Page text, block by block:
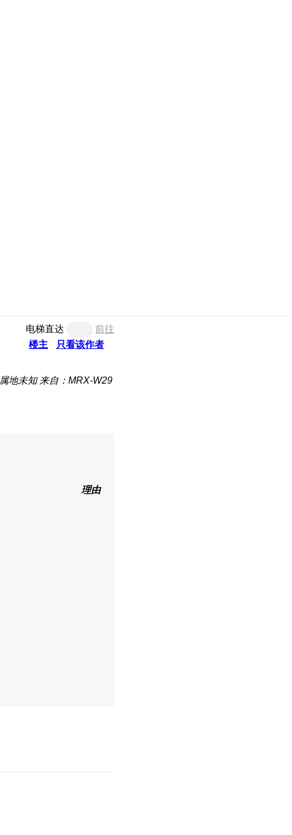
电梯直达
前往
楼主
只看该作者
属地未知 来自：MRX-W29
理由